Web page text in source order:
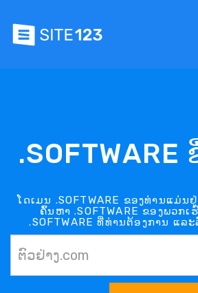
.SOFTWARE
ໂດເມນ .SOFTWARE ຂອງທ່ານແມ່ນ
ຄົ້ນຫາ .SOFTWARE ຂອງພວກເ
.SOFTWARE ທີ່ທ່ານຕ້ອງການ ແລ